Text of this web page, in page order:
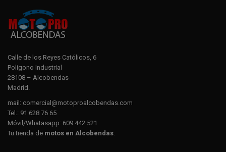
Calle de los Reyes Católicos, 6
Poligono Industrial
28108 – Alcobendas
Madrid.
mail: comercial@motoproalcobendas.com
Tel.: 91 628 76 65
Móvil/Whatasapp: 609 442 521
Tu tienda de motos en Alcobendas.